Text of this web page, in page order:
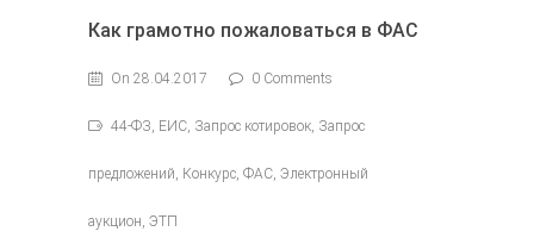
Как грамотно пожаловаться в ФАС
On 28.04.2017 0 Comments
44-ФЗ, ЕИС, Запрос котировок, Запрос
предложений, Конкурс, ФАС, Электронный
аукцион, ЭТП